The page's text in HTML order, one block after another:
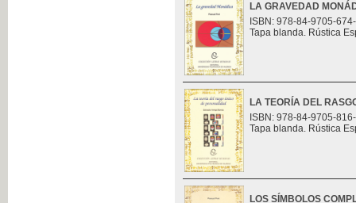
LA GRAVEDAD
ISBN: 978-84-9705-
Tapa blanda. Rústica
LA TEORÍA DEL
ISBN: 978-84-9705-
Tapa blanda. Rústica
LOS SÍMBOLOS